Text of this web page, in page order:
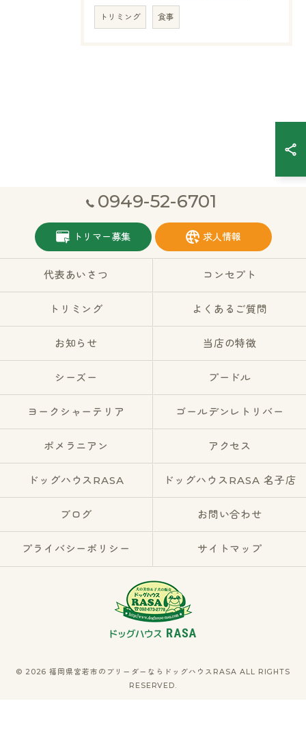
トリミング 食事
0949-52-6701
トリマー募集 求人情報
代表あいさつ コンセプト
トリミング よくあるご質問
お知らせ 当店の特徴
シーズー プードル
ヨークシャーテリア ゴールデンレトリバー
ポメラニアン アクセス
ドッグハウスRASA ドッグハウスRASA 名子店
ブログ お問い合わせ
プライバシーポリシー サイトマップ
© 2026 福岡県宮若市のブリーダーならドッグハウスRASA ALL RIGHTS
RESERVED.